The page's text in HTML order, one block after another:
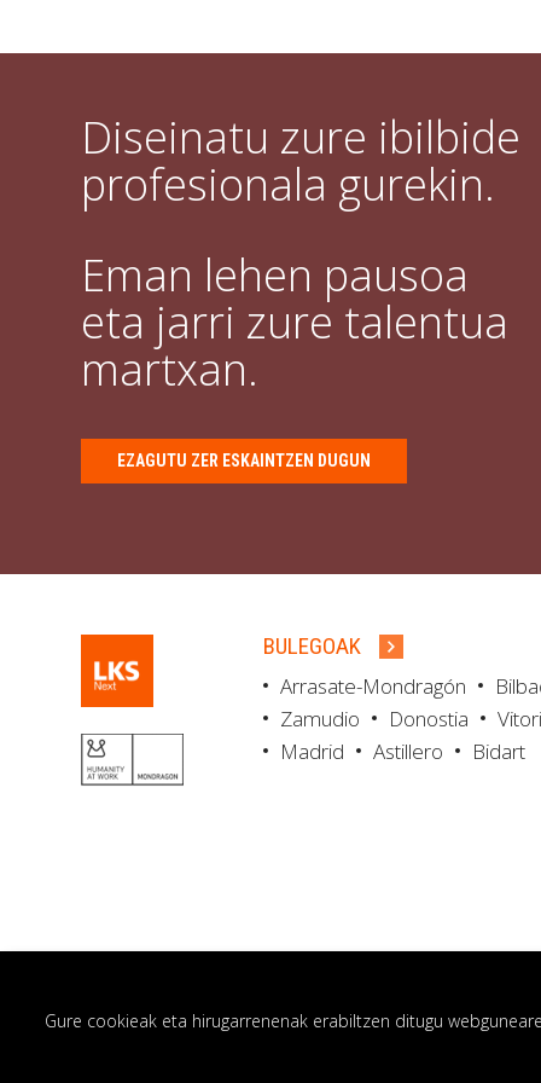
Diseinatu zure ibilbide
profesionala gurekin.
Eman lehen pausoa
eta jarri zure talentua
martxan.
EZAGUTU ZER ESKAINTZEN DUGUN
BULEGOAK
Arrasate-Mondragón
Zamudio
Donostia
Madrid
Astillero Bidart
Gure cookieak eta hirugarrenenak erabiltzen ditugu